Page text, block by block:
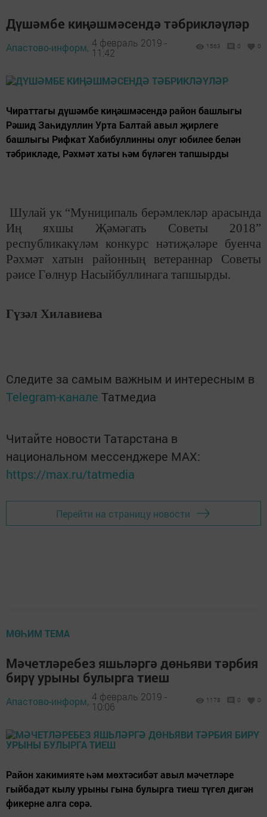
Дүшәмбе киңәшмәсендә тәбрикләүләр
Апастово-информ, 4 февраль 2019 -
11:42
1563 0 0
Чираттагы дүшәмбе киңәшмәсендә район башлыгы
Рәшид Заһидуллин Урта Балтай авыл җирлеге
башлыгы Рифкат Хабибуллинны олуг юбилее белән
тәбрикләде, Рәхмәт хаты һәм бүләген тапшырды
Шулай ук “Муниципаль берәмлекләр арасында
Иң яхшы Җәмәгать Советы 2018”
республикакүләм конкурс нәтиҗәләре буенча
Рәхмәт хатын районның ветераннар Советы
рәисе Гөлнур Насыйбуллинага тапшырды.
Гүзәл Хилавиева
Следите за самым важным и интересным в
Telegram-канале Татмедиа
Читайте новости Татарстана в
национальном мессенджере MАХ:
https://max.ru/tatmedia
Перейти на страницу новости
МӨҺИМ ТЕМА
Мәчетләребез яшьләргә дөньяви тәрбия
бирү урыны булырга тиеш
Апастово-информ, 4 февраль 2019 -
10:06
1178 0 0
Район хакимияте һәм мөхтәсибәт авыл мәчетләре
гыйбадәт кылу урыны гына булырга тиеш түгел дигән
фикерне алга сөрә.